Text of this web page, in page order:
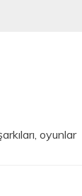
oyunlar